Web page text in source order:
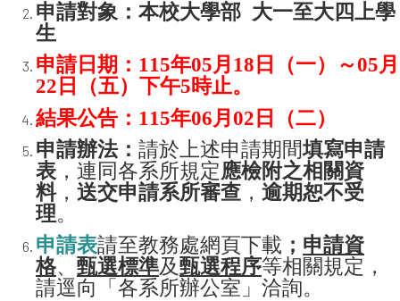
申請對象：本校大學部 大一至大四上學
生
申請日期：115年05月18日（一）～05月
22日（五）下午5時止。
結果公告：115年06月02日（二）
申請辦法： 請於上述申請期間填寫申請
表 ，連同各系所規定應檢附之相關資
料， 送交申請系所審查 ， 逾期恕不受
理。
申請表請至教務處網頁下載 ； 申請資
格、 甄選標準及甄選程序等相關規定，
請逕向「各系所辦公室」洽詢。